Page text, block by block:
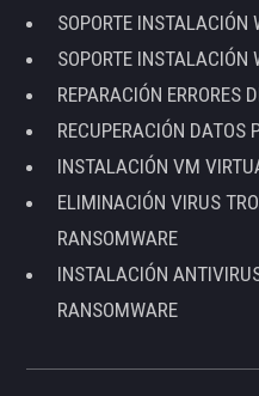
SOPORTE INSTALACIÓN
SOPORTE INSTALACIÓN
REPARACIÓN ERRORES
RECUPERACIÓN DATOS
INSTALACIÓN VM
ELIMINACIÓN VIRUS
RANSOMWARE
INSTALACIÓN
RANSOMWARE